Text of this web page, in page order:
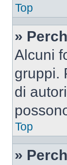
Top
»
Alcuni
gruppi.
di
Top
»